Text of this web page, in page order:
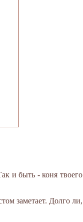
и быть - коня твоего
заметает. Долго ли,